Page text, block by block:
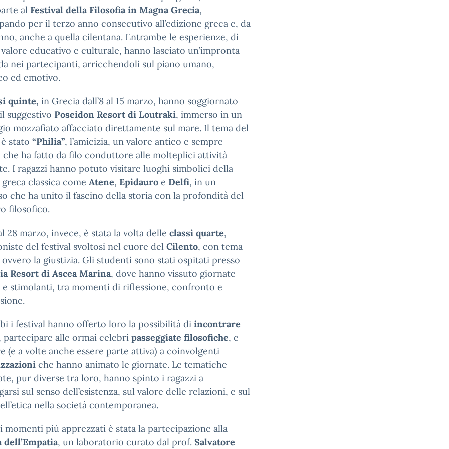
al Festival della Filosofia in Magna Grecia,
per il terzo anno consecutivo all’edizione greca e, da
anche a quella cilentana. Entrambe le esperienze, di
educativo e culturale, hanno lasciato un’impronta
nei partecipanti, arricchendoli sul piano umano,
ed emotivo.
quinte, in Grecia dall’8 al 15 marzo, hanno soggiornato
suggestivo Poseidon Resort di Loutraki, immerso in un
mozzafiato affacciato direttamente sul mare. Il tema del
stato “Philia”, l’amicizia, un valore antico e sempre
che ha fatto da filo conduttore alle molteplici attività
I ragazzi hanno potuto visitare luoghi simbolici della
classica come Atene, Epidauro e Delfi, in un
che ha unito il fascino della storia con la profondità del
filosofico.
28 marzo, invece, è stata la volta delle classi quarte,
del festival svoltosi nel cuore del Cilento, con tema
ovvero la giustizia. Gli studenti sono stati ospitati presso
Resort di Ascea Marina, dove hanno vissuto giornate
e stimolanti, tra momenti di riflessione, confronto e
i festival hanno offerto loro la possibilità di incontrare
partecipare alle ormai celebri passeggiate filosofiche, e
(e a volte anche essere parte attiva) a coinvolgenti
che hanno animato le giornate. Le tematiche
pur diverse tra loro, hanno spinto i ragazzi a
sul senso dell’esistenza, sul valore delle relazioni, e sul
nella società contemporanea.
momenti più apprezzati è stata la partecipazione alla
dell’Empatia, un laboratorio curato dal prof. Salvatore